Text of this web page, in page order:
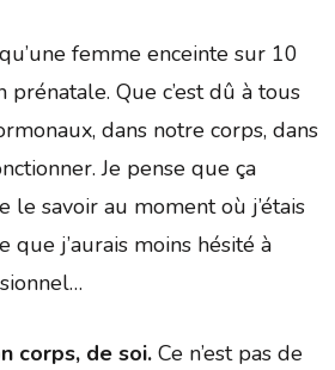
femme enceinte sur 10
Que c’est dû à tous
dans notre corps, dans
Je pense que ça
le savoir au moment où j’étais
que j’aurais moins hésité à
corps, de soi. Ce n’est pas de